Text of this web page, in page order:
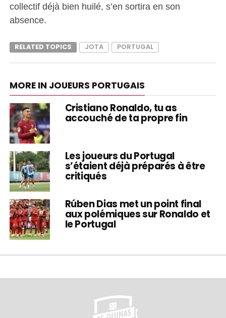
collectif déjà bien huilé, s’en sortira en son
absence.
RELATED TOPICS JOTA PORTUGAL
MORE IN JOUEURS PORTUGAIS
Cristiano Ronaldo, tu as
accouché de ta propre fin
Les joueurs du Portugal
s’étaient déjà préparés à être
critiqués
Rúben Dias met un point final
aux polémiques sur Ronaldo et
le Portugal